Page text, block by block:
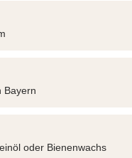
Bayern
oder Bienenwachs